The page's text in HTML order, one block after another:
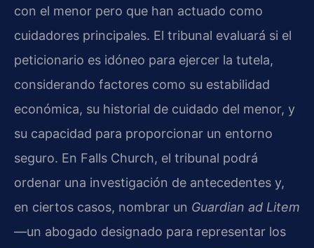
con el menor pero que han actuado como
cuidadores principales. El tribunal evaluará si el
peticionario es idóneo para ejercer la tutela,
considerando factores como su estabilidad
económica, su historial de cuidado del menor, y
su capacidad para proporcionar un entorno
seguro. En Falls Church, el tribunal podrá
ordenar una investigación de antecedentes y,
en ciertos casos, nombrar un Guardian ad Litem
—un abogado designado para representar los